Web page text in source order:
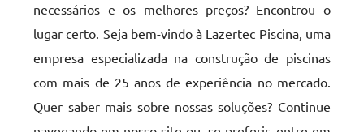
necessários e os melhores preços? Encontrou o
lugar certo. Seja bem-vindo à Lazertec Piscina, uma
empresa especializada na construção de piscinas
com mais de 25 anos de experiência no mercado.
Quer saber mais sobre nossas soluções? Continue